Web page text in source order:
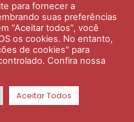
para fornecer a
suas preferências
“Aceitar todos”, você
os cookies. No entanto,
de cookies" para
Confira nossa
Aceitar Todos
podemos ajudar?